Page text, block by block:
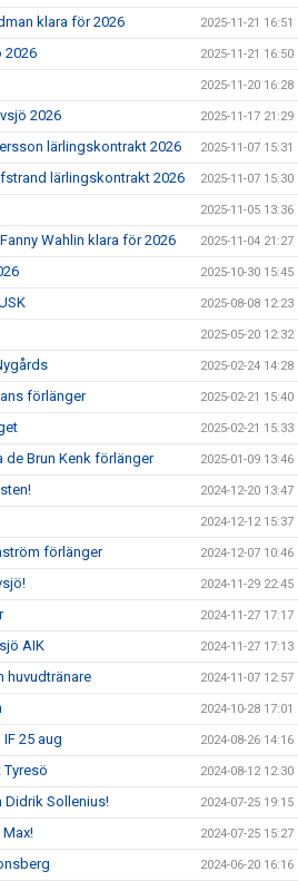
klara för 2026 2025-11-21 16:51
2026 2025-11-21 16:50
2025-11-20 16:28
2026 2025-11-17 21:29
lärlingskontrakt 2026 2025-11-07 15:31
lärlingskontrakt 2026 2025-11-07 15:30
2025-11-05 13:36
Wahlin klara för 2026 2025-11-04 21:27
2025-10-30 15:45
2025-08-08 12:23
2025-05-20 12:32
2025-02-24 14:28
förlänger 2025-02-21 15:40
2025-02-21 15:33
de Brun Kenk förlänger 2025-01-09 13:46
2024-12-20 13:47
2024-12-12 15:37
förlänger 2024-12-07 10:46
2024-11-29 22:45
2024-11-27 17:17
AIK 2024-11-27 17:13
huvudtränare 2024-11-07 12:57
2024-10-28 17:01
25 aug 2024-08-26 14:16
2024-08-12 12:30
Didrik Sollenius! 2024-07-25 19:15
2024-07-25 15:27
2024-06-20 16:16